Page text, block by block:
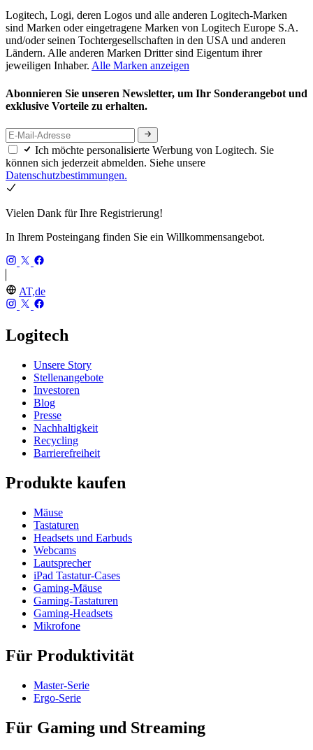
Logitech, Logi, deren Logos und alle anderen Logitech-Marken
sind Marken oder eingetragene Marken von Logitech Europe S.A.
und/oder seinen Tochtergesellschaften in den USA und anderen
Ländern. Alle anderen Marken Dritter sind Eigentum ihrer
jeweiligen Inhaber. Alle Marken anzeigen
Abonnieren Sie unseren Newsletter, um Ihr Sonderangebot und
exklusive Vorteile zu erhalten.
Ich möchte personalisierte Werbung von Logitech. Sie
können sich jederzeit abmelden. Siehe unsere
Datenschutzbestimmungen.
Vielen Dank für Ihre Registrierung!
In Ihrem Posteingang finden Sie ein Willkommensangebot.
AT,de
Logitech
Unsere Story
Stellenangebote
Investoren
Blog
Presse
Nachhaltigkeit
Recycling
Barrierefreiheit
Produkte kaufen
Mäuse
Tastaturen
Headsets und Earbuds
Webcams
Lautsprecher
iPad Tastatur-Cases
Gaming-Mäuse
Gaming-Tastaturen
Gaming-Headsets
Mikrofone
Für Produktivität
Master-Serie
Ergo-Serie
Für Gaming und Streaming